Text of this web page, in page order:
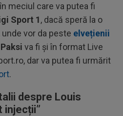
meciul care va putea fi
Sport 1, dacă speră la o
vor da peste elvețienii
va fi și în format Live
dar va putea fi urmărit
.
despre Louis
injecții”